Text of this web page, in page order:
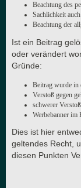
Beachtung des
Sachlichkeit
Beachtung der
Ist ein Beitrag
oder verändert
Gründe:
Beitrag wurde in
Verstoß gegen
schwerer
Werbebanner im
Dies ist hier
geltendes Recht,
diesen Punkten